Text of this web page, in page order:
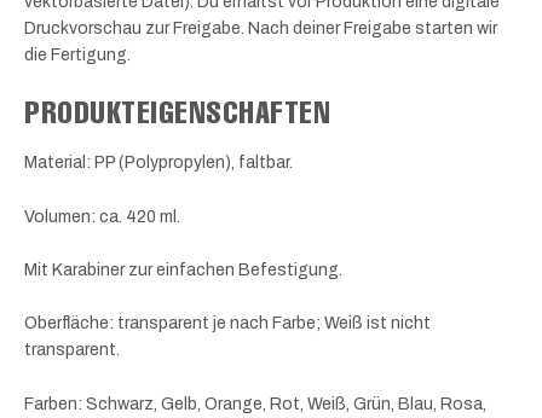
Druckvorschau zur Freigabe. Nach deiner Freigabe starten wir
die Fertigung.
PRODUKTEIGENSCHAFTEN
Material: PP (Polypropylen), faltbar.
Volumen: ca. 420 ml.
Mit Karabiner zur einfachen Befestigung.
Oberfläche: transparent je nach Farbe; Weiß ist nicht
transparent.
Farben: Schwarz, Gelb, Orange, Rot, Weiß, Grün, Blau, Rosa,